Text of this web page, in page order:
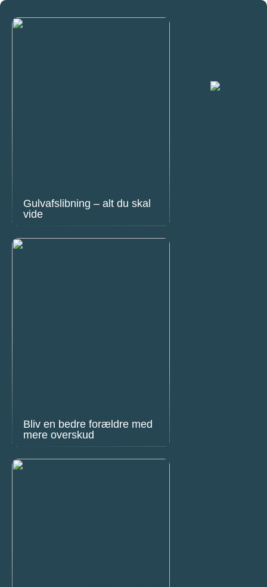
Gulvafslibning – alt du skal
vide
Bliv en bedre forældre med
mere overskud